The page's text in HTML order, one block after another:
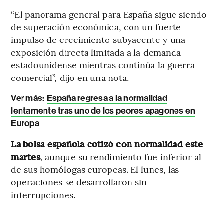
“El panorama general para España sigue siendo
de superación económica, con un fuerte
impulso de crecimiento subyacente y una
exposición directa limitada a la demanda
estadounidense mientras continúa la guerra
comercial”, dijo en una nota.
Ver más: España regresa a la normalidad
lentamente tras uno de los peores apagones en
Europa
La bolsa española cotizó con normalidad este
martes, aunque su rendimiento fue inferior al
de sus homólogas europeas. El lunes, las
operaciones se desarrollaron sin
interrupciones.